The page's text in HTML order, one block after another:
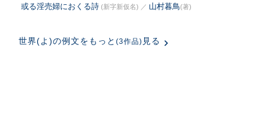
或る淫売婦におくる詩 (新字新仮名) ／ 山村暮鳥(著)
世界(よ)の例文をもっと (3作品) 見る